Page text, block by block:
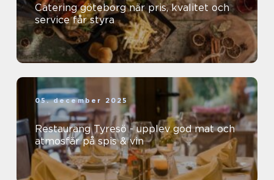
Catering göteborg när pris, kvalitet och
service får styra
05. december 2025
Restaurang Tyresö - upplev god mat och
atmosfär på spis & vin